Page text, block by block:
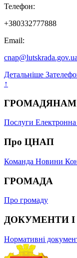
Телефон:
+380332777888
Email:
cnap@lutskrada.gov.ua
Детальніше
↑
ГРОМАДЯНАМ
Послуги Електронна
Про ЦНАП
Команда Новини
ГРОМАДА
Про громаду
ДОКУМЕНТИ І
Нормативні